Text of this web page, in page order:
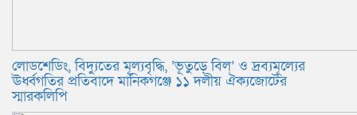
লোডশেডিং, বিদ্যুতের মূল্যবৃদ্ধি, ‘ভূতুড়ে বিল’ ও দ্রব্যমূল্যের
ঊর্ধ্বগতির প্রতিবাদে মানিকগঞ্জে ১১ দলীয় ঐক্যজোটের
স্মারকলিপি